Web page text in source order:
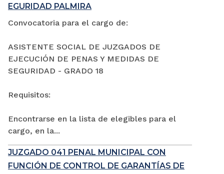
EGURIDAD PALMIRA
Convocatoria para el cargo de:
ASISTENTE SOCIAL DE JUZGADOS DE
EJECUCIÓN DE PENAS Y MEDIDAS DE
SEGURIDAD - GRADO 18
Requisitos:
Encontrarse en la lista de elegibles para el
cargo, en la...
JUZGADO 041 PENAL MUNICIPAL CON
FUNCIÓN DE CONTROL DE GARANTÍAS DE